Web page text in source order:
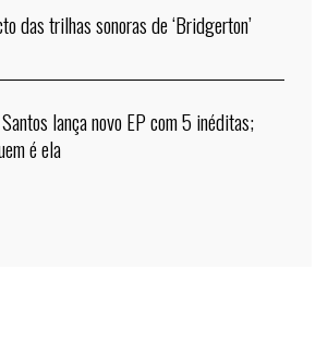
das trilhas sonoras de ‘Bridgerton’
lança novo EP com 5 inéditas;
é ela